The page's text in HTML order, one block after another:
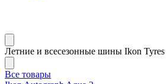
Летние и всесезонные шины Ikon Tyres
Все товары